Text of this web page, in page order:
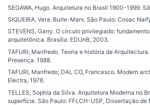
SEGAWA, Hugo. Arquitetura no Brasil 1900-1999.
SIQUEIRA, Vera. Burle-Marx. São Paulo: Cosac
STEVENS, Garry. O círculo privilegiado:
arquitetônica. Brasília: EDUnB, 2003.
TAFURI, Manfredo. Teoria e história da
Presença. 1988.
TAFURI, Manfredo; DAL CO, Francesco. Modern
Electra, 1976.
TELLES, Sophia da Silva. Arquitetura Moderna no
superfície. São Paulo: FFLCH-USP, Dissertação de